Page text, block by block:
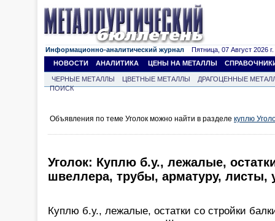
Информационно-аналитический журнал Пятница, 07 Август 2026 г.
НОВОСТИ
АНАЛИТИКА ЦЕНЫ НА МЕТАЛЛЫ
ЧЕРНЫЕ МЕТАЛЛЫ ЦВЕТНЫЕ МЕТАЛЛЫ
ДРАГОЦЕННЫЕ
ПОИСК
Объявления по теме Уголок можно найти в разделе куплю
Уголок: Куплю б.у., лежалые,
швеллера, трубы, арматуру, листы,
Куплю б.у., лежалые, остатки со стройки